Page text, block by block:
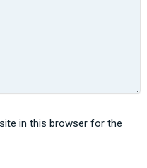
in this browser for the